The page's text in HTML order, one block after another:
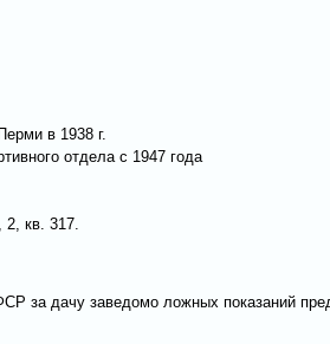
в 1938 г.
отдела с 1947 года
2, кв. 317.
за дачу заведомо ложных показаний